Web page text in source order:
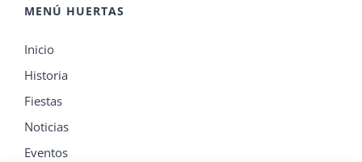
MENÚ HUERTAS
Inicio
Historia
Fiestas
Noticias
Eventos